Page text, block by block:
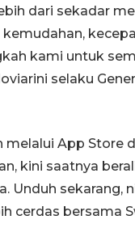
dari sekadar
kami untuk
selaku
App Store
kini saatnya
Unduh sekarang,
cerdas bersama
ANTARA